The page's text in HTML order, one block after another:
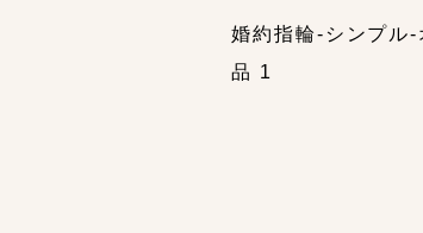
婚約指輪-シンプル
品 1